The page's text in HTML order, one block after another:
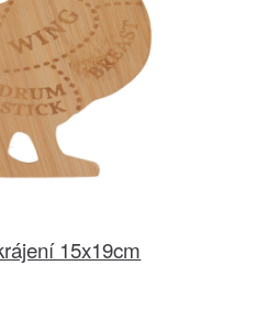
15x19cm